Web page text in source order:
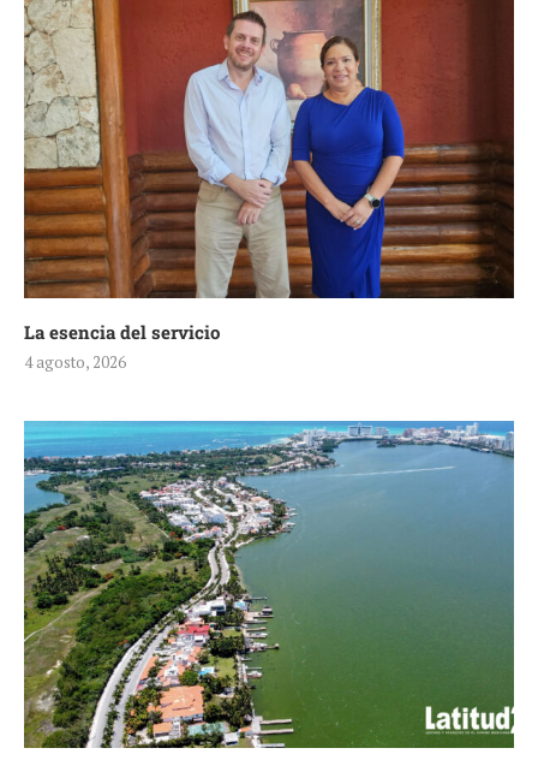
La esencia del servicio
4 agosto, 2026